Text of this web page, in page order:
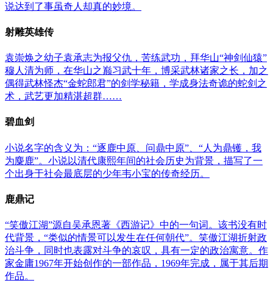
说达到了事虽奇人却真的妙境。
射雕英雄传
袁崇焕之幼子袁承志为报父仇，苦练武功，拜华山“神剑仙猿”
穆人清为师，在华山之巅习武十年，博采武林诸家之长，加之
偶得武林怪杰“金蛇郎君”的剑学秘籍，学成身法奇诡的蛇剑之
术，武艺更加精湛超群……
碧血剑
小说名字的含义为：“逐鹿中原、问鼎中原”、“人为鼎镬，我
为麋鹿”。小说以清代康熙年间的社会历史为背景，描写了一
个出身于社会最底层的少年韦小宝的传奇经历。
鹿鼎记
“笑傲江湖”源自吴承恩著《西游记》中的一句词。该书没有时
代背景，“类似的情景可以发生在任何朝代”。笑傲江湖折射政
治斗争，同时也表露对斗争的哀叹，具有一定的政治寓意。作
家金庸1967年开始创作的一部作品，1969年完成，属于其后期
作品。